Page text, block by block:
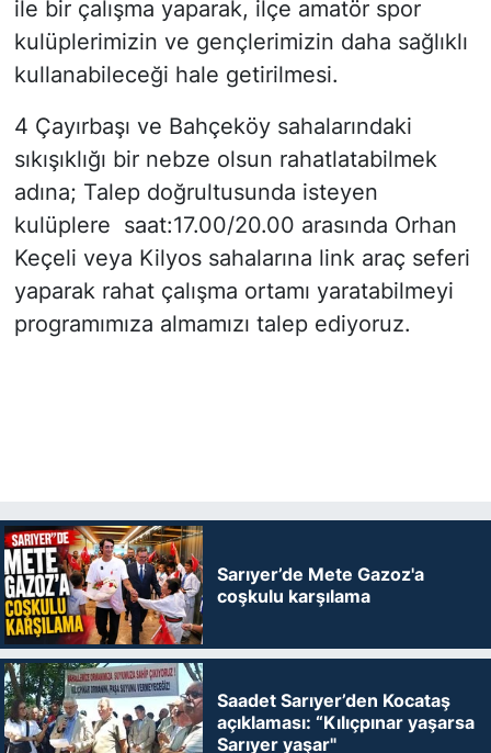
ile bir çalışma yaparak, ilçe amatör spor
kulüplerimizin ve gençlerimizin daha sağlıklı
kullanabileceği hale getirilmesi.
4 Çayırbaşı ve Bahçeköy sahalarındaki
sıkışıklığı bir nebze olsun rahatlatabilmek
adına; Talep doğrultusunda isteyen
kulüplere saat:17.00/20.00 arasında Orhan
Keçeli veya Kilyos sahalarına link araç seferi
yaparak rahat çalışma ortamı yaratabilmeyi
programımıza almamızı talep ediyoruz.
Sarıyer’de Mete Gazoz'a
coşkulu karşılama
Saadet Sarıyer’den Kocataş
açıklaması: “Kılıçpınar yaşarsa
Sarıyer yaşar"